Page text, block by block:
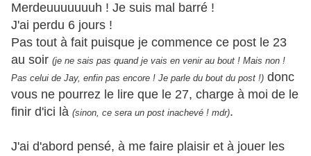
Merdeuuuuuuuh ! Je suis mal barré !
J'ai perdu 6 jours !
Pas tout à fait puisque je commence ce post le 23
au soir (je ne sais pas quand je vais en venir au bout ! Mais non !
Pas celui de Jay, enfin pas encore ! Je parle du bout du post !) donc
vous ne pourrez le lire que le 27, charge à moi de le
finir d'ici là (sinon, ce sera un post inachevé ! mdr).
J'ai d'abord pensé, à me faire plaisir et à jouer les